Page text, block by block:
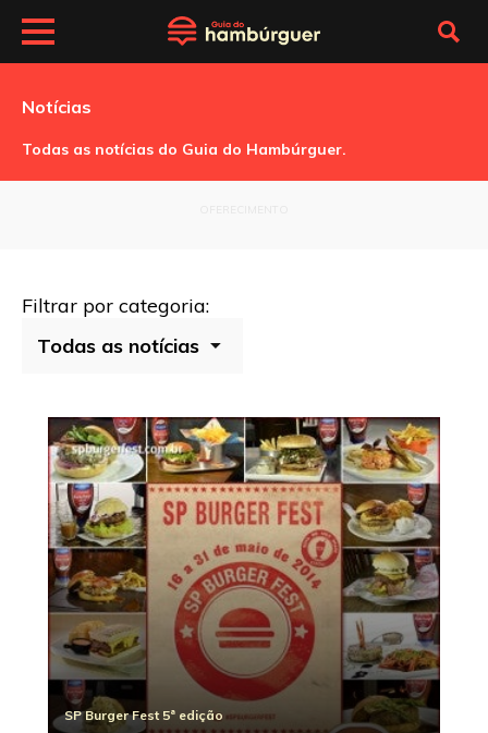
Notícias
Todas as notícias do Guia do Hambúrguer.
Filtrar por categoria:
SP Burger Fest 5ª edição